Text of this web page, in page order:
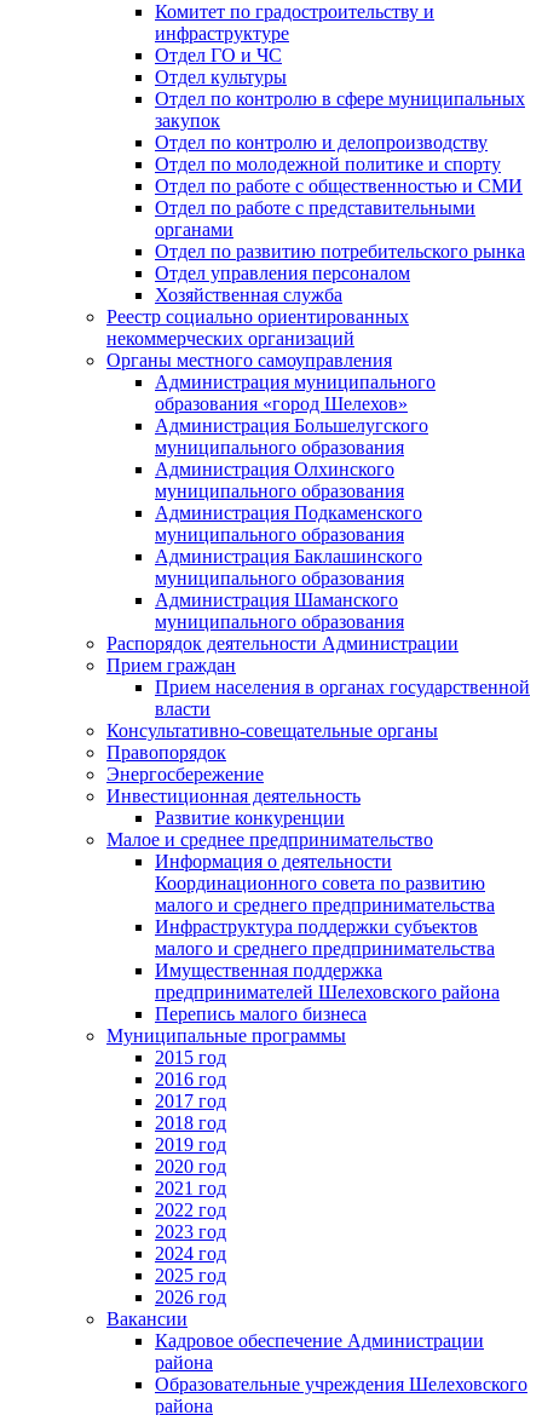
Комитет по градостроительству и
инфраструктуре
Отдел ГО и ЧС
Отдел культуры
Отдел по контролю в сфере муниципальных
закупок
Отдел по контролю и делопроизводству
Отдел по молодежной политике и спорту
Отдел по работе с общественностью и СМИ
Отдел по работе с представительными
органами
Отдел по развитию потребительского рынка
Отдел управления персоналом
Хозяйственная служба
Реестр социально ориентированных
некоммерческих организаций
Органы местного самоуправления
Администрация муниципального
образования «город Шелехов»
Администрация Большелугского
муниципального образования
Администрация Олхинского
муниципального образования
Администрация Подкаменского
муниципального образования
Администрация Баклашинского
муниципального образования
Администрация Шаманского
муниципального образования
Распорядок деятельности Администрации
Прием граждан
Прием населения в органах государственной
власти
Консультативно-совещательные органы
Правопорядок
Энергосбережение
Инвестиционная деятельность
Развитие конкуренции
Малое и среднее предпринимательство
Информация о деятельности
Координационного совета по развитию
малого и среднего предпринимательства
Инфраструктура поддержки субъектов
малого и среднего предпринимательства
Имущественная поддержка
предпринимателей Шелеховского района
Перепись малого бизнеса
Муниципальные программы
2015 год
2016 год
2017 год
2018 год
2019 год
2020 год
2021 год
2022 год
2023 год
2024 год
2025 год
2026 год
Вакансии
Кадровое обеспечение Администрации
района
Образовательные учреждения Шелеховского
района